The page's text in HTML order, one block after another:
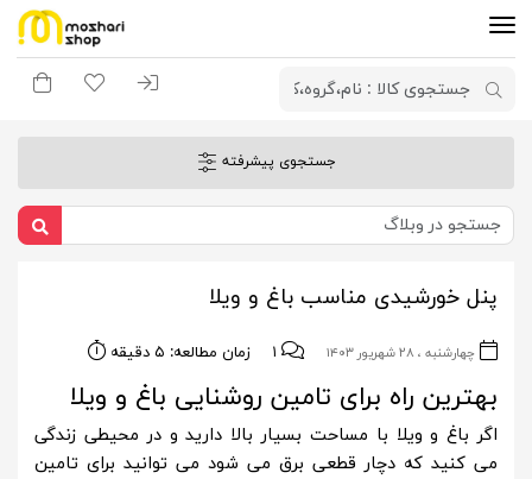
ورود به سیستم
لیست موردسبد
جستجوی پیشرفته
پنل خورشیدی مناسب باغ و ویلا
چهارشنبه ، ۲۸ شهریور ۱۴۰۳ زمان مطالعه: ۵ دقیقه
بهترین راه برای تامین روشنایی باغ و ویلا
اگر باغ و ویلا با مساحت بسیار بالا دارید و در محیطی زندگی
می کنید که دچار قطعی برق می شود می توانید برای تامین